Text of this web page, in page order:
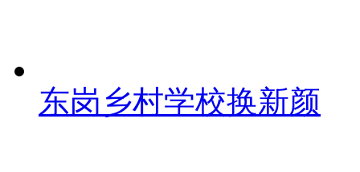
东岗乡村学校换新颜